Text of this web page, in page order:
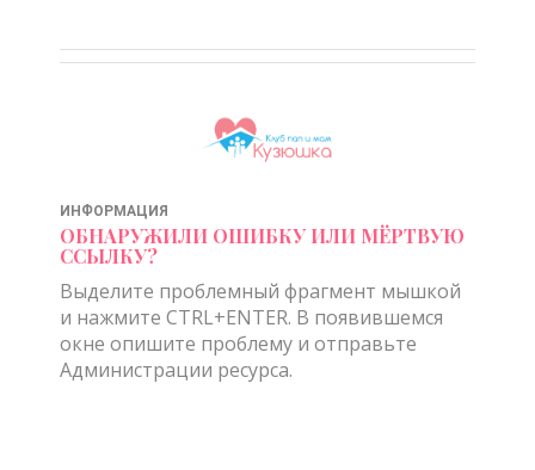
ИНФОРМАЦИЯ
ОБНАРУЖИЛИ ОШИБКУ ИЛИ МЁРТВУЮ
ССЫЛКУ?
Выделите проблемный фрагмент мышкой
и нажмите CTRL+ENTER. В появившемся
окне опишите проблему и отправьте
Администрации ресурса.